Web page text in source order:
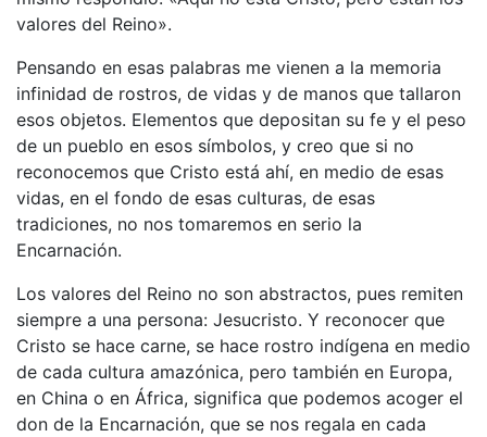
valores del Reino».
Pensando en esas palabras me vienen a la memoria
infinidad de rostros, de vidas y de manos que tallaron
esos objetos. Elementos que depositan su fe y el peso
de un pueblo en esos símbolos, y creo que si no
reconocemos que Cristo está ahí, en medio de esas
vidas, en el fondo de esas culturas, de esas
tradiciones, no nos tomaremos en serio la
Encarnación.
Los valores del Reino no son abstractos, pues remiten
siempre a una persona: Jesucristo. Y reconocer que
Cristo se hace carne, se hace rostro indígena en medio
de cada cultura amazónica, pero también en Europa,
en China o en África, significa que podemos acoger el
don de la Encarnación, que se nos regala en cada